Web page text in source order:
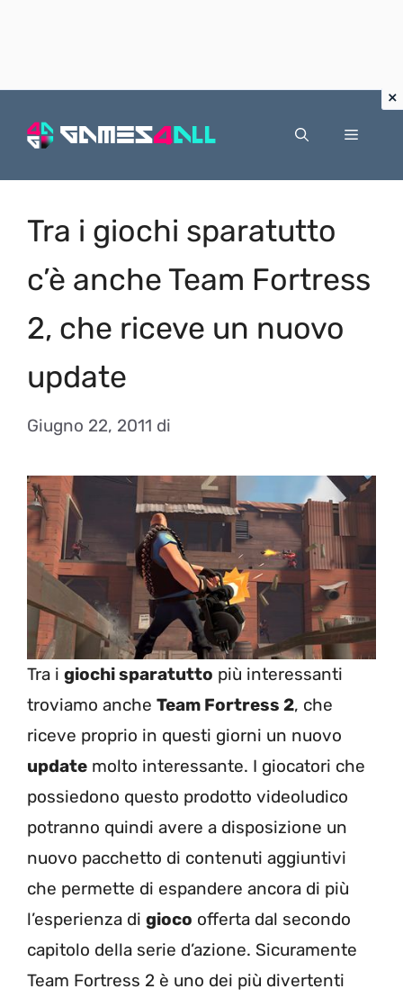
Menu
Tra i giochi sparatutto
c’è anche Team Fortress
2, che riceve un nuovo
update
Giugno 22, 2011 di
Tra i giochi sparatutto più interessanti
troviamo anche Team Fortress 2, che
riceve proprio in questi giorni un nuovo
update molto interessante. I giocatori che
possiedono questo prodotto videoludico
potranno quindi avere a disposizione un
nuovo pacchetto di contenuti aggiuntivi
che permette di espandere ancora di più
l’esperienza di gioco offerta dal secondo
capitolo della serie d’azione. Sicuramente
Team Fortress 2 è uno dei più divertenti